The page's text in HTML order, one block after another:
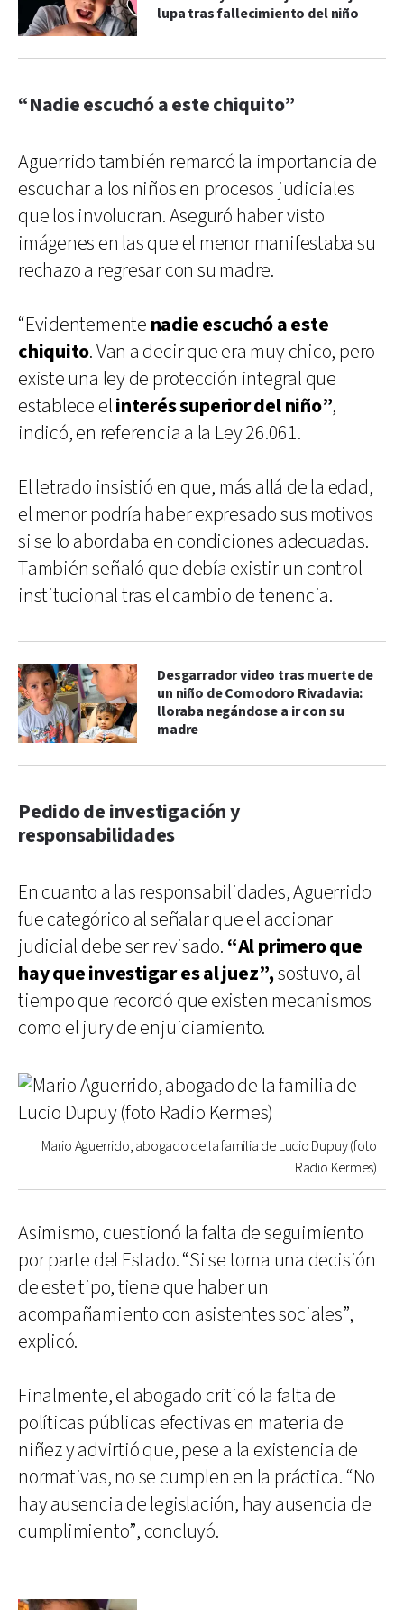
lupa tras fallecimiento del niño
“Nadie escuchó a este chiquito”
Aguerrido también remarcó la importancia de
escuchar a los niños en procesos judiciales
que los involucran. Aseguró haber visto
imágenes en las que el menor manifestaba su
rechazo a regresar con su madre.
“Evidentemente nadie escuchó a este
chiquito. Van a decir que era muy chico, pero
existe una ley de protección integral que
establece elinterés superior del niño”,
indicó, en referencia a la Ley 26.061.
El letrado insistió en que, más allá de la edad,
el menor podría haber expresado sus motivos
si se lo abordaba en condiciones adecuadas.
También señaló que debía existir un control
institucional tras el cambio de tenencia.
Desgarrador video tras muerte de
un niño de Comodoro Rivadavia:
lloraba negándose a ir con su
madre
Pedido de investigación y
responsabilidades
En cuanto a las responsabilidades, Aguerrido
fue categórico al señalar que el accionar
judicial debe ser revisado. “Al primero que
hay que investigar es al juez”,sostuvo, al
tiempo que recordó que existen mecanismos
como el jury de enjuiciamiento.
Mario Aguerrido, abogado de la familia de Lucio Dupuy (foto
Radio Kermes)
Asimismo, cuestionó la falta de seguimiento
por parte del Estado. “Si se toma una decisión
de este tipo, tiene que haber un
acompañamiento con asistentes sociales”,
explicó.
Finalmente, el abogado criticó la falta de
políticas públicas efectivas en materia de
niñez y advirtió que, pese a la existencia de
normativas, no se cumplen en la práctica. “No
hay ausencia de legislación, hay ausencia de
cumplimiento”, concluyó.